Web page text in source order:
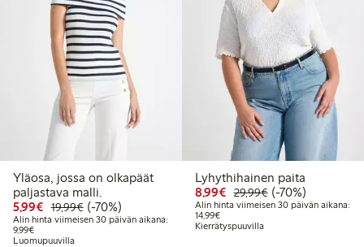
Yläosa, jossa on olkapäät
paljastava malli.
5,99€ Alennettu hinta: 5,99 €
19,99€Normaalihinta: 19,99 €
70% alennus
(-70%)
Alin hinta viimeisen 30 päivän aikana:
9,99€Alin hinta viimeisen 30 päivän aikana: 9,99 €
Luomupuuvilla
Lyhythihainen paita
8,99€ Alennettu hinta: 8,99 €
29,99€Normaalihinta:
70% alennus
(-70%)
Alin hinta viimeisen 30 päivän aikana:
14,99€Alin hinta viimeisen 30 päivän
Kierrätyspuuvilla